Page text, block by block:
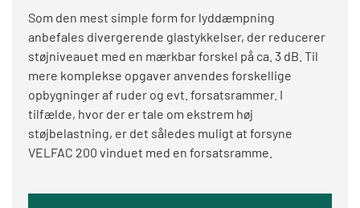
Som den mest simple form for lyddæmpning
anbefales divergerende glastykkelser, der reducerer
støjniveauet med en mærkbar forskel på ca. 3 dB. Til
mere komplekse opgaver anvendes forskellige
opbygninger af ruder og evt. forsatsrammer. I
tilfælde, hvor der er tale om ekstrem høj
støjbelastning, er det således muligt at forsyne
VELFAC 200 vinduet med en forsatsramme.